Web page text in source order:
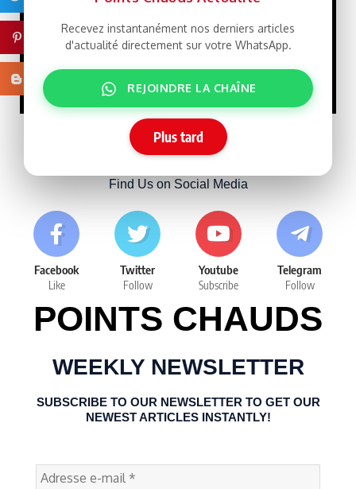
Blogger
15/07/2026
SPONSORISE
Tensions
Follow Us
Find Us on Social Media
Facebook
Like
Twitter
Follow
Youtube
Subscribe
Telegram
Follow
POINTS CHAUDS
WEEKLY NEWSLETTER
SUBSCRIBE TO OUR NEWSLETTER TO GET OUR
NEWEST ARTICLES INSTANTLY!
Recevez instantanément nos derniers articles
d'actualité directement sur votre WhatsApp.
REJOINDRE LA CHAÎNE
Plus tard